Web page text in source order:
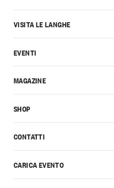
CONTATTI
CARICA EVENTO
VISITA LE LANGHE
EVENTI
MAGAZINE
SHOP